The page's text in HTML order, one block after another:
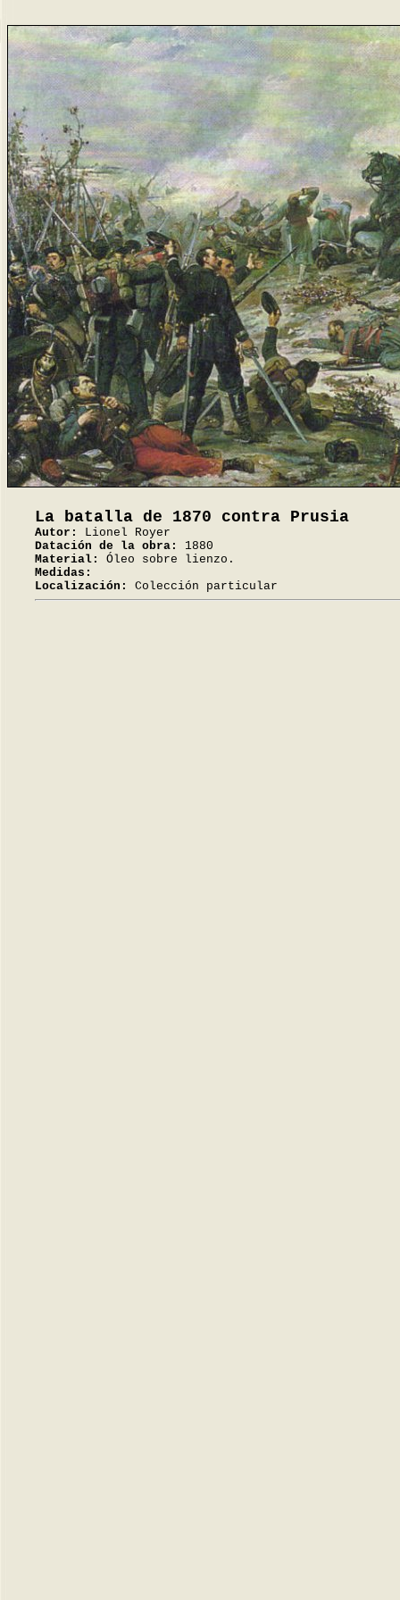
La batalla de 1870 contra Prusia
Autor:
Lionel Royer
Datación de la obra:
1880
Material:
Óleo sobre lienzo.
Medidas:
Localización:
Colección particular